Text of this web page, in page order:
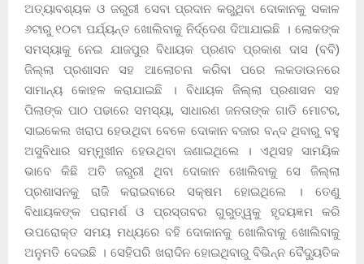
ଅତ୍ୟାବଶ୍ୟକ ଓ ଜରୁରୀ ସେବା ପ୍ରଦାନ କରୁଥିବା ଦୋକାନକୁ ସକାଳ
୬ଟାରୁ ୧୦ଟା ପର୍ଯ୍ୟନ୍ତ ଖୋଲିବାକୁ ନିର୍ଦ୍ଦେଶ ଦିଆଯାଇଛି । ଲୋକଙ୍କ
ସମସ୍ୟାକୁ ନେଇ ଯାଜପୁର ବିଧାୟକ ପ୍ରଣବ ପ୍ରକାଶ ଦାସ (ବବି)
ଜିଲ୍ଲା ପ୍ରଶାସନ ସହ ଆଲୋଚନା କରିବା ପରେ ଲକଡାଉନରେ
ସାମାନ୍ୟ କୋହଳ କରାଯାଇଛି । ବିଧାୟକ ଜିଲ୍ଲା ପ୍ରଶାସନ ସହ
ପିଲାଙ୍କ ପାଠ ପଢାରେ ସମସ୍ୟା, ସାଧାରଣ ଜନତାଙ୍କ ଗାଡି ମୋଟର,
ସାଇକେଲ ଖରାପ ହେଉଥିବା ବେଳେ ଦୋକାନ ବଜାର ବନ୍ଦ ଥିବାରୁ ବହୁ
ଅସୁବିଧାର ସମ୍ମୁଖୀନ ହେଉଥିବା ଜଣାଇଥିଲେ । ଏଥିସହ ସାମୟିକ
ଭାବେ କିଛି ଅତି ଜରୁରୀ ଥିବା ଦୋକାନ ଖୋଲିବାକୁ ସେ ଜିଲ୍ଲା
ପ୍ରଶାସନକୁ ରାଜି କରାଇବାରେ ସକ୍ଷମ ହୋଇଥିଲେ । ତେଣୁ
ବିଧାୟକଙ୍କ ପରାମର୍ଶ ଓ ପ୍ରସ୍ତାବର ଗୁରୁତ୍ୱକୁ ହୃଦୟଜ୍ଞମ କରି
ଉପରୋକ୍ତ ସମୟ ମଧ୍ୟରେ ବହି ଦୋକାନକୁ ଖୋଲିବାକୁ ଖୋଲିବାକୁ
ଅନୁମତି ଦେଇଛି । ସେହିପରି ଖରାଦିନ ହୋଇଥିବାରୁ ବିଭିନ୍ନ ବୈଦ୍ୟୁତିକ